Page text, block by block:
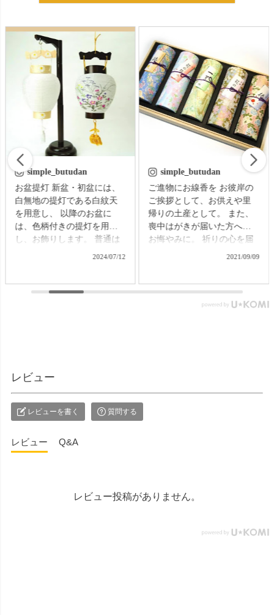
simple_butudan
お盆提灯 新盆・初盆には、
白無地の提灯である白紋天
を用意し、 以降のお盆に
は、色柄付きの提灯を用意
し、お飾りします。 普通は
それぞれの提灯を別に準備
そんなお困りごとにお応え
@simple_butudan ■メモリア
ルギャラリー国分寺店 東京
都国分寺市南町3-23-6ルミエ
ール国分寺ビル ■メモリアル
葉市中央区弁天4-9-1 #仏壇 #
手元供養 #お墓参り #墓じま
2024/07/12
simple_butudan
ご進物にお線香を お彼岸の
ご挨拶として、お供えや里
帰りの土産として。 また、
喪中はがきが届いた方への
お悔やみに。 祈りの心を届
ける贈り物で、故人をしの
らべ 桜/一葉/紅梅/椿（甘・
優）5本入（桐箱） ▼メモリ
2021/09/09
レビュー
レビューを書く 質問する
レビュー Q&A
レビュー投稿がありません。